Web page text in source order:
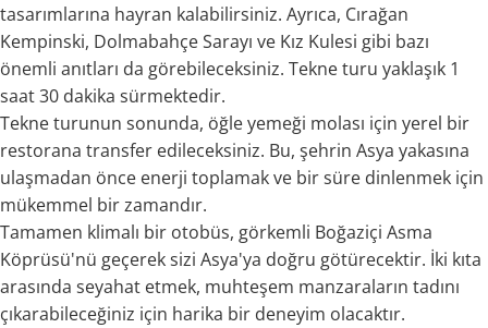
tasarımlarına hayran kalabilirsiniz. Ayrıca, Cırağan
Kempinski, Dolmabahçe Sarayı ve Kız Kulesi gibi bazı
önemli anıtları da görebileceksiniz. Tekne turu yaklaşık 1
saat 30 dakika sürmektedir.
Tekne turunun sonunda, öğle yemeği molası için yerel bir
restorana transfer edileceksiniz. Bu, şehrin Asya yakasına
ulaşmadan önce enerji toplamak ve bir süre dinlenmek için
mükemmel bir zamandır.
Tamamen klimalı bir otobüs, görkemli Boğaziçi Asma
Köprüsü'nü geçerek sizi Asya'ya doğru götürecektir. İki kıta
arasında seyahat etmek, muhteşem manzaraların tadını
çıkarabileceğiniz için harika bir deneyim olacaktır.